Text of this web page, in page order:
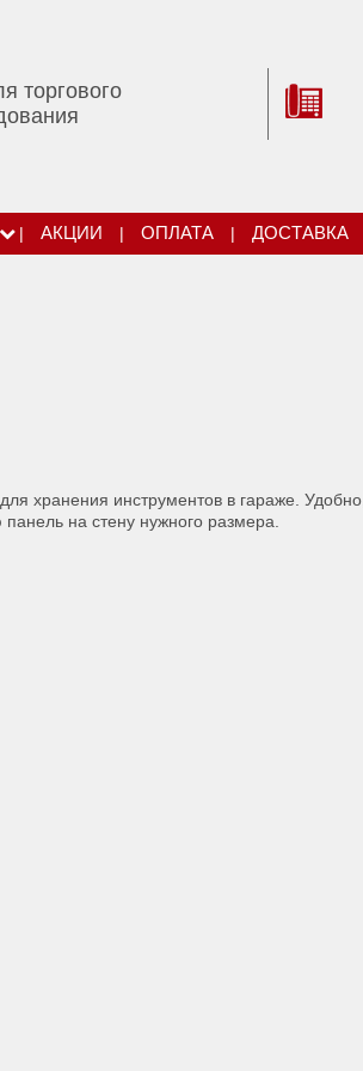
торгового
| АКЦИИ | ОПЛАТА | ДОСТАВКА
хранения инструментов в гараже.
на стену нужного размера.